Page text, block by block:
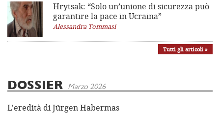
Hrytsak: “Solo un’unione di sicurezza può
garantire la pace in Ucraina”
Alessandra Tommasi
Tutti gli articoli »
DOSSIER Marzo 2026
L'eredità di Jürgen Habermas